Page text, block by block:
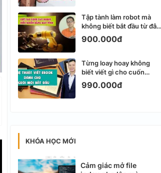
Tập tành làm robot mà
không biết bắt đầu từ đâu
thì dễ nản thật
900.000đ
Từng loay hoay không
biết viết gì cho cuốn
ebook đầu tiên
990.000đ
KHÓA HỌC MỚI
Cảm giác mở file